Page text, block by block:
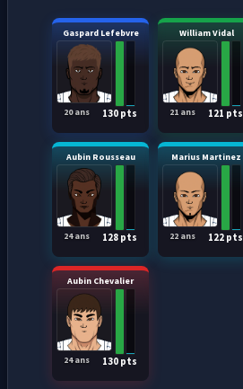
Gaspard Lefebvre
130 pts
20 ans
William Vidal
121 pts
21 ans
Aubin Rousseau
128 pts
24 ans
Marius Martinez
122 pts
22 ans
Aubin Chevalier
130 pts
24 ans